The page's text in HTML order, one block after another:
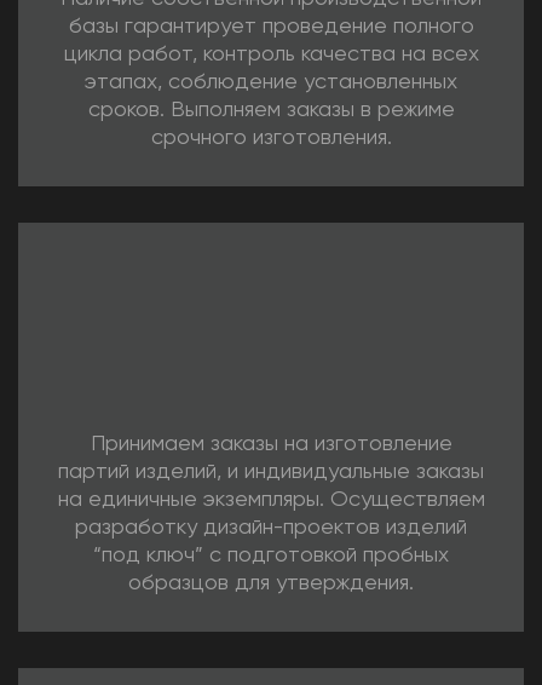
базы гарантирует проведение полного
цикла работ, контроль качества на всех
этапах, соблюдение установленных
сроков. Выполняем заказы в режиме
срочного изготовления.
Принимаем заказы на изготовление
партий изделий, и индивидуальные заказы
на единичные экземпляры. Осуществляем
разработку дизайн-проектов изделий
“под ключ” с подготовкой пробных
образцов для утверждения.